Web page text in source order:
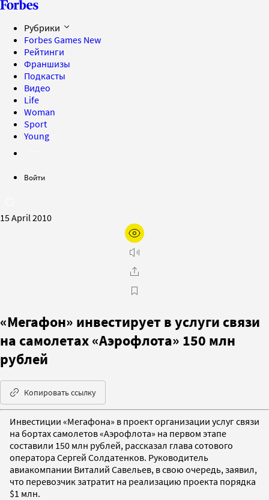
Рубрики
Forbes Games New
Рейтинги
Франшизы
Подкасты
Видео
Life
Woman
Sport
Young
Войти
15 April 2010
«Мегафон» инвестирует в услуги связи
на самолетах «Аэрофлота» 150 млн
рублей
Копировать ссылку
Инвестиции «Мегафона» в проект организации услуг связи
на бортах самолетов «Аэрофлота» на первом этапе
составили 150 млн рублей, рассказал глава сотового
оператора Сергей Солдатенков. Руководитель
авиакомпании Виталий Савельев, в свою очередь, заявил,
что перевозчик затратит на реализацию проекта порядка
$1 млн.